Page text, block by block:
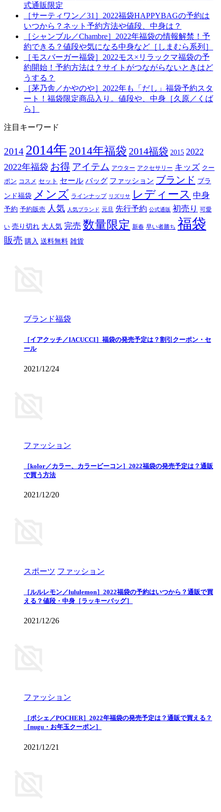
式通販限定
［サーティワン／31］2022福袋HAPPYBAGの予約は
いつから？ネット予約方法や値段、中身は？
［シャンブル／Chambre］2022年福袋の情報解禁！予
約できる？値段や気になる中身など［しまむら系列］
［モスバーガー福袋］2022モス×リラックマ福袋の予
約開始！予約方法は？サイトがつながらないときはど
うする？
［茅乃舎／かやのや］2022年も「だし」福袋予約スタ
ート！福袋限定商品入り。値段や、中身［久原／くば
ら］
注目キーワード
2014 2014年 2014年福袋 2014福袋 2015 2022
2022年福袋 お得 アイテム アウター アクセサリー キッズ クー
ポン コスメ セット セール バッグ ファッション ブランド ブラ
ンド福袋 メンズ ラインナップ リズリサ レディース 中身
予約 予約販売 人気 人気ブランド 元旦 先行予約 公式通販 初売り 可愛
い 売り切れ 大人気 完売 数量限定 新春 早い者勝ち 福袋
販売 購入 送料無料 雑貨
ブランド福袋
［イアクッチ／IACUCCI］福袋の発売予定は？割引クーポン・セ
ール
2021/12/24
ファッション
［kolor／カラー、カラービーコン］2022福袋の発売予定は？通販
で買う方法
2021/12/20
スポーツ ファッション
［ルルレモン／lululemon］2022福袋の予約はいつから？通販で買
える？値段・中身［ラッキーバッグ］
2021/12/26
ファッション
［ポシェ／POCHER］2022年福袋の発売予定は？通販で買える？
［nugu・お年玉クーポン］
2021/12/21